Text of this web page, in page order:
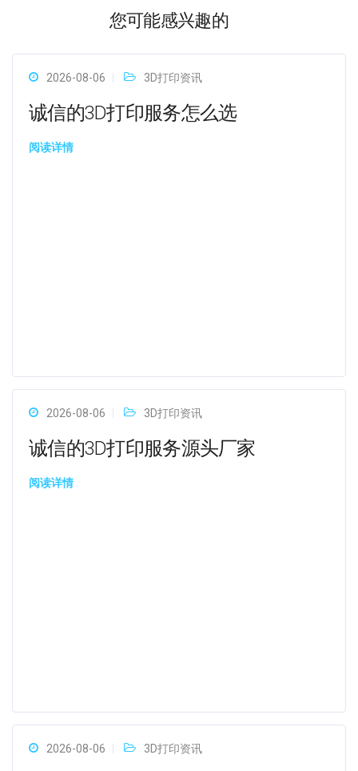
您可能感兴趣的
2026-08-06 3D打印资讯
诚信的3D打印服务怎么选
阅读详情
2026-08-06 3D打印资讯
诚信的3D打印服务源头厂家
阅读详情
2026-08-06 3D打印资讯